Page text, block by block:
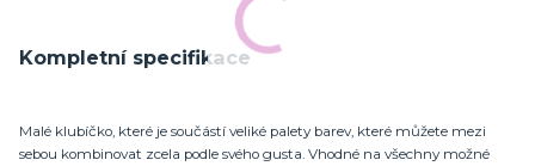
Kompletní specifikace
Malé klubíčko, které je součástí veliké palety barev, které můžete mezi
sebou kombinovat zcela podle svého gusta. Vhodné na všechny možné